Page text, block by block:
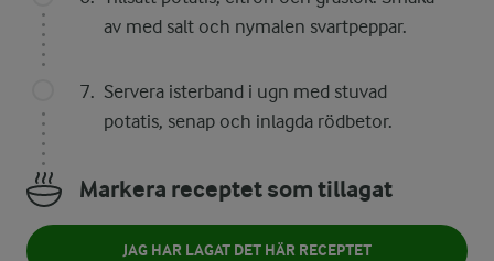
av med salt och nymalen svartpeppar.
Servera isterband i ugn med stuvad
potatis, senap och inlagda rödbetor.
Markera receptet som tillagat
JAG HAR LAGAT DET HÄR RECEPTET